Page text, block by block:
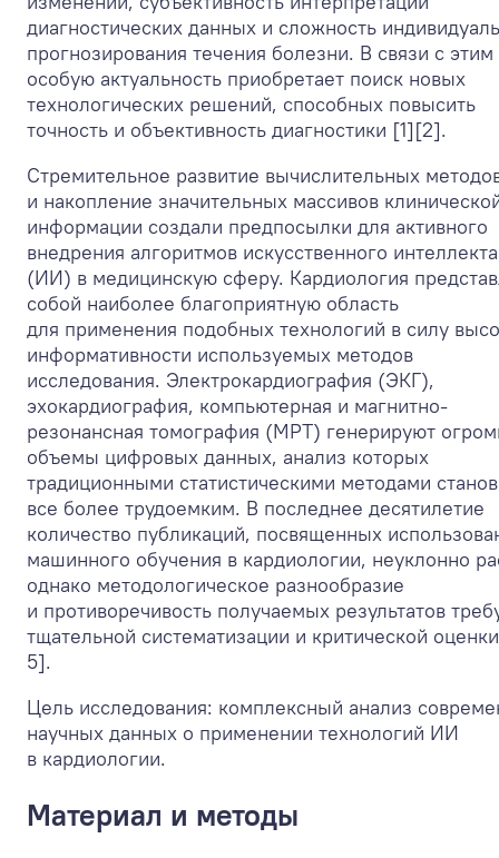
диагностических данных и сложность
прогнозирования течения болезни. В связи с этим
особую актуальность приобретает поиск новых
технологических решений, способных повысить
точность и объективность диагностики [1][2].
Стремительное развитие вычислительных
и накопление значительных массивов
информации создали предпосылки для активного
внедрения алгоритмов искусственного интеллекта
(ИИ) в медицинскую сферу. Кардиология
собой наиболее благоприятную область
для применения подобных технологий в силу
информативности используемых методов
исследования. Электрокардиография (ЭКГ),
эхокардиография, компьютерная и магнитно-
резонансная томография (МРТ) генерируют
объемы цифровых данных, анализ которых
традиционными статистическими методами
все более трудоемким. В последнее десятилетие
количество публикаций, посвященных
машинного обучения в кардиологии, неуклонно
однако методологическое разнообразие
и противоречивость получаемых результатов
тщательной систематизации и критической
5].
Цель исследования: комплексный анализ
научных данных о применении технологий ИИ
в кардиологии.
Материал и методы